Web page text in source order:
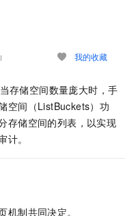
我的收藏
存储空间数量庞大时，手
空间（ListBuckets）功
存储空间的列表，以实现
。
制共同决定。